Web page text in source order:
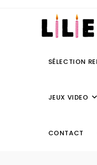
SÉLECTION
JEUX VIDEO
CONTACT